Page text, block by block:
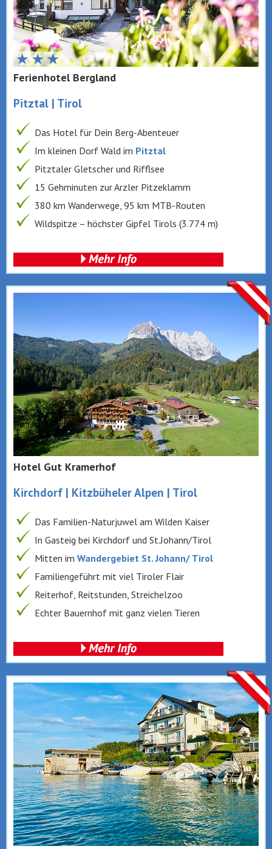
Ferienhotel Bergland
Pitztal | Tirol
Das Hotel für Dein Berg-Abenteuer
Im kleinen Dorf Wald im Pitztal
Pitztaler Gletscher und Rifflsee
15 Gehminuten zur Arzler Pitzeklamm
380 km Wanderwege, 95 km MTB-Routen
Wildspitze – höchster Gipfel Tirols (3.774 m)
Hotel Gut Kramerhof
Kirchdorf | Kitzbüheler Alpen | Tirol
Das Familien-Naturjuwel am Wilden Kaiser
In Gasteig bei Kirchdorf und St.Johann/Tirol
Mitten im Wandergebiet St. Johann/ Tirol
Familiengeführt mit viel Tiroler Flair
Reiterhof, Reitstunden, Streichelzoo
Echter Bauernhof mit ganz vielen Tieren